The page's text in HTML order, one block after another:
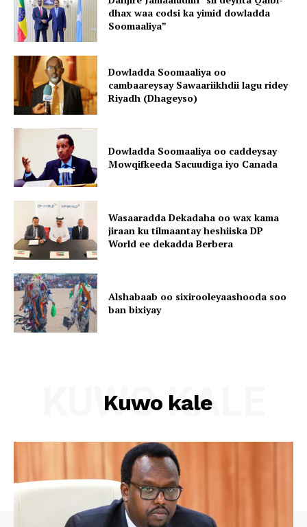
dhax waa codsi ka yimid dowladda
Soomaaliya”
Dowladda Soomaaliya oo
cambaareysay Sawaariikhdii lagu ridey
Riyadh (Dhageyso)
Dowladda Soomaaliya oo caddeysay
Mowqifkeeda Sacuudiga iyo Canada
Wasaaradda Dekadaha oo wax kama
jiraan ku tilmaantay heshiiska DP
World ee dekadda Berbera
Alshabaab oo sixirooleyaashooda soo
ban bixiyay
Kuwo kale
KUWO KALE